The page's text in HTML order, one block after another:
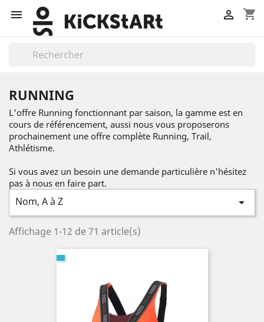
 shopping_cart

RUNNING
L'offre Running fonctionnant par saison, la gamme est en
cours de référencement, aussi nous vous proposerons
prochainement une offre complète Running, Trail,
Athlétisme.
Si vous avez un besoin une demande particulière n'hésitez
pas à nous en faire part.
Nom, A à Z 
Affichage 1-12 de 71 article(s)